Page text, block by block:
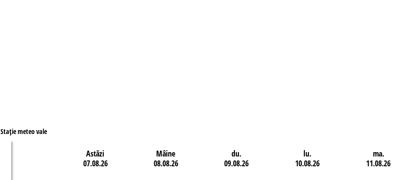
Staţie meteo vale
Astăzi
07.08.26
Mâine
08.08.26
du.
09.08.26
lu.
10.08.26
ma.
11.08.26